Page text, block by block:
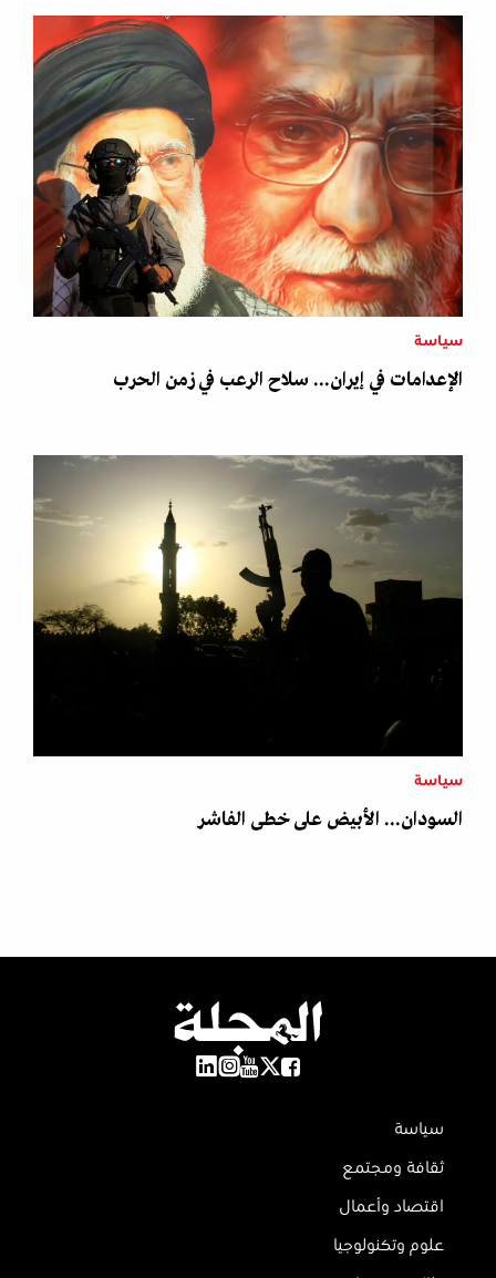
سياسة
الإعدامات في إيران... سلاح الرعب في زمن الحرب
سياسة
السودان... الأبيض على خطى الفاشر
سياسة
ثقافة ومجتمع
اقتصاد وأعمال
علوم وتكنولوجيا